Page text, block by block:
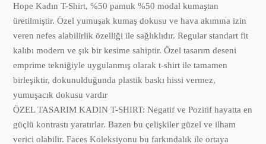
Hope Kadın T-Shirt, %50 pamuk %50 modal kumaştan
üretilmiştir. Özel yumuşak kumaş dokusu ve hava akımına izin
veren nefes alabilirlik özelliği ile sağlıklıdır. Regular standart fit
kalıbı modern ve şık bir kesime sahiptir. Özel tasarım deseni
emprime tekniğiyle uygulanmış olarak t-shirt ile tamamen
birleşiktir, dokunulduğunda plastik baskı hissi vermez,
yumuşacık dokusu vardır
ÖZEL TASARIM KADIN T-SHIRT: Negatif ve Pozitif hayatta en
güçlü kontrastı yaratırlar. Bazen bu çelişkiler güzel ve ilham
verici olabilir. Faces Koleksiyonu bu farkındalık ile ortaya